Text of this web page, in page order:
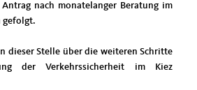
nach monatelanger Beratung im
gefolgt.
dieser Stelle über die weiteren Schritte
der Verkehrssicherheit im Kiez